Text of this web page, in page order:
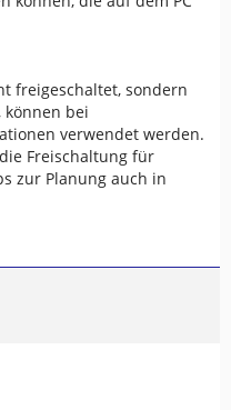
freigeschaltet, sondern
bei
verwendet werden.
Freischaltung für
zur Planung auch in